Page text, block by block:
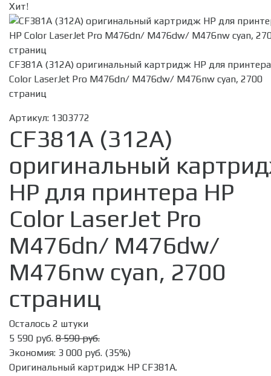
Хит!
CF381A (312A) оригинальный картридж HP для
Color LaserJet Pro M476dn/ M476dw/ M476nw cyan, 2700
страниц
Артикул: 1303772
CF381A (312A)
оригинальный
HP для принтера HP
Color LaserJet Pro
M476dn/ M476dw/
M476nw cyan, 2700
страниц
Осталось 2 штуки
5 590 руб. 8 590 руб.
Экономия: 3 000 руб. (35%)
Оригинальный картридж HP CF381A.